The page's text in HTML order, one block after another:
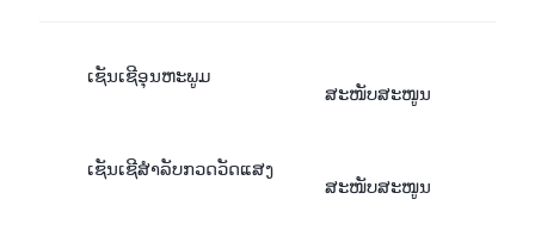
ເຊັນເຊີອຸນຫະພູມ
ສະໜັບສະໜູນ
ເຊັນເຊີສຳລັບກວດວັດແສງ
ສະໜັບສະໜູນ